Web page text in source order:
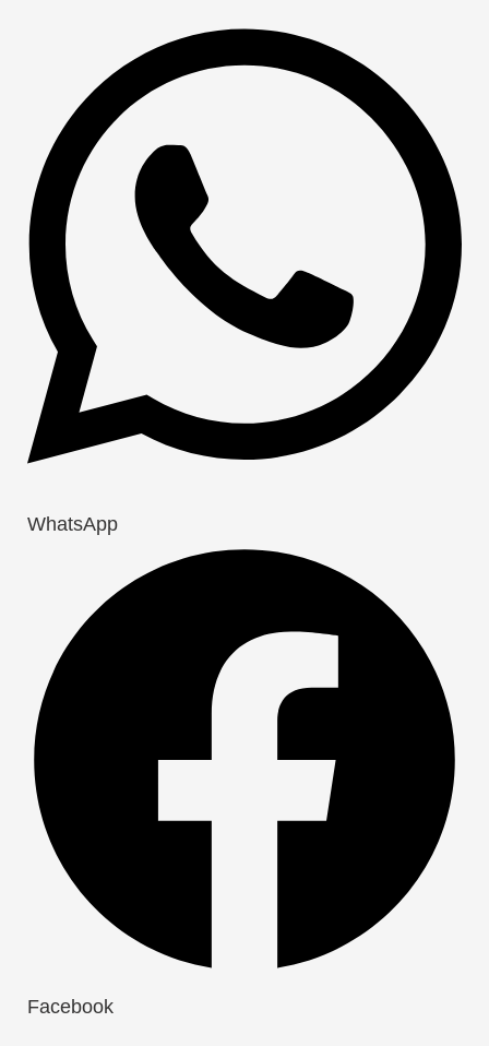
WhatsApp
Facebook